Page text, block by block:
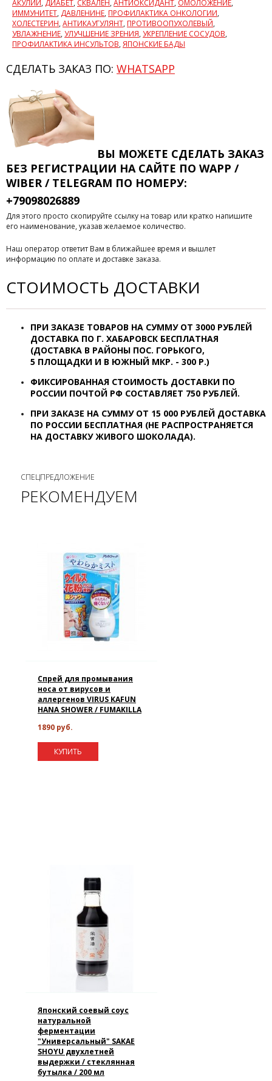
АКУЛИЙ, ДИАБЕТ, СКВАЛЕН,АНТИОКСИДАНТ, ОМОЛОЖЕНИЕ,
ИММУНИТЕТ, ДАВЛЕНИНЕ, ПРОФИЛАКТИКА ОНКОЛОГИИ,
ХОЛЕСТЕРИН,АНТИКАУГУЛЯНТ, ПРОТИВООПУХОЛЕВЫЙ,
УВЛАЖНЕНИЕ,УЛУЧШЕНИЕ ЗРЕНИЯ,УКРЕПЛЕНИЕ СОСУДОВ,
ПРОФИЛАКТИКА ИНСУЛЬТОВ,ЯПОНСКИЕ БАДЫ
СДЕЛАТЬ ЗАКАЗ ПО: WHATSAPP
ВЫ МОЖЕТЕ СДЕЛАТЬ ЗАКАЗ
БЕЗ РЕГИСТРАЦИИ НА САЙТЕ ПО WAPP /
WIBER / TELEGRAM ПО НОМЕРУ:
+79098026889
Для этого просто скопируйте ссылку на товар или кратко напишите
его наименование, указав желаемое количество.
Наш оператор ответит Вам в ближайшее время и вышлет
информацию по оплате и доставке заказа.
СТОИМОСТЬ ДОСТАВКИ
ПРИ ЗАКАЗЕ ТОВАРОВ НА СУММУ ОТ 3000 РУБЛЕЙ
ДОСТАВКА ПО Г. ХАБАРОВСК БЕСПЛАТНАЯ
(ДОСТАВКА В РАЙОНЫ ПОС. ГОРЬКОГО,
5 ПЛОЩАДКИ И В ЮЖНЫЙ МКР. - 300 Р.)
ФИКСИРОВАННАЯ СТОИМОСТЬ ДОСТАВКИ ПО
РОССИИ ПОЧТОЙ РФ СОСТАВЛЯЕТ 750 РУБЛЕЙ.
ПРИ ЗАКАЗЕ НА СУММУ ОТ 15 000 РУБЛЕЙ ДОСТАВКА
ПО РОССИИ БЕСПЛАТНАЯ (НЕ РАСПРОСТРАНЯЕТСЯ
НА ДОСТАВКУ ЖИВОГО ШОКОЛАДА).
СПЕЦПРЕДЛОЖЕНИЕ
РЕКОМЕНДУЕМ
Спрей для промывания
носа от вирусов и
аллергенов VIRUS KAFUN
HANA SHOWER / FUMAKILLA
1890 руб.
КУПИТЬ
Японский соевый соус
натуральной
ферментации
"Универсальный" SAKAE
SHOYU двухлетней
выдержки / стеклянная
бутылка / 200 мл